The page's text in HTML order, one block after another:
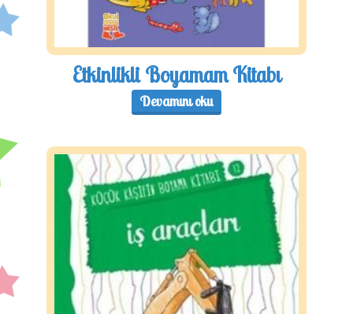
Etkinlikli Boyamam Kitabı
Devamını oku